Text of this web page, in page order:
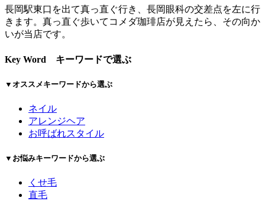
長岡駅東口を出て真っ直ぐ行き、長岡眼科の交差点を左に行
きます。真っ直ぐ歩いてコメダ珈琲店が見えたら、その向か
いが当店です。
Key Word キーワードで選ぶ
▼オススメキーワードから選ぶ
ネイル
アレンジヘア
お呼ばれスタイル
▼お悩みキーワードから選ぶ
くせ毛
直毛